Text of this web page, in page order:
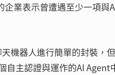
企業表示曾遭遇至少一項與
機器人進行簡單的封裝，
自主認證與運作的AI Agent